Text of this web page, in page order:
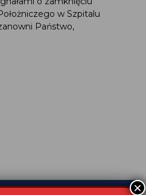
Oddziału
w Szpitalu im. Mikołaja
W związku...